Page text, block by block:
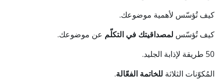
كيف تُؤسّس لأهمية موضوعك.
كيف تُؤسّس لمصداقيتك في التكلّم عن موضوعك.
50 طريقة لإذابة الجليد.
المُكوّنات الثلاثة للخاتمة الفعّالة.